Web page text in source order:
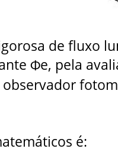
de fluxo
Φe, pela
é: